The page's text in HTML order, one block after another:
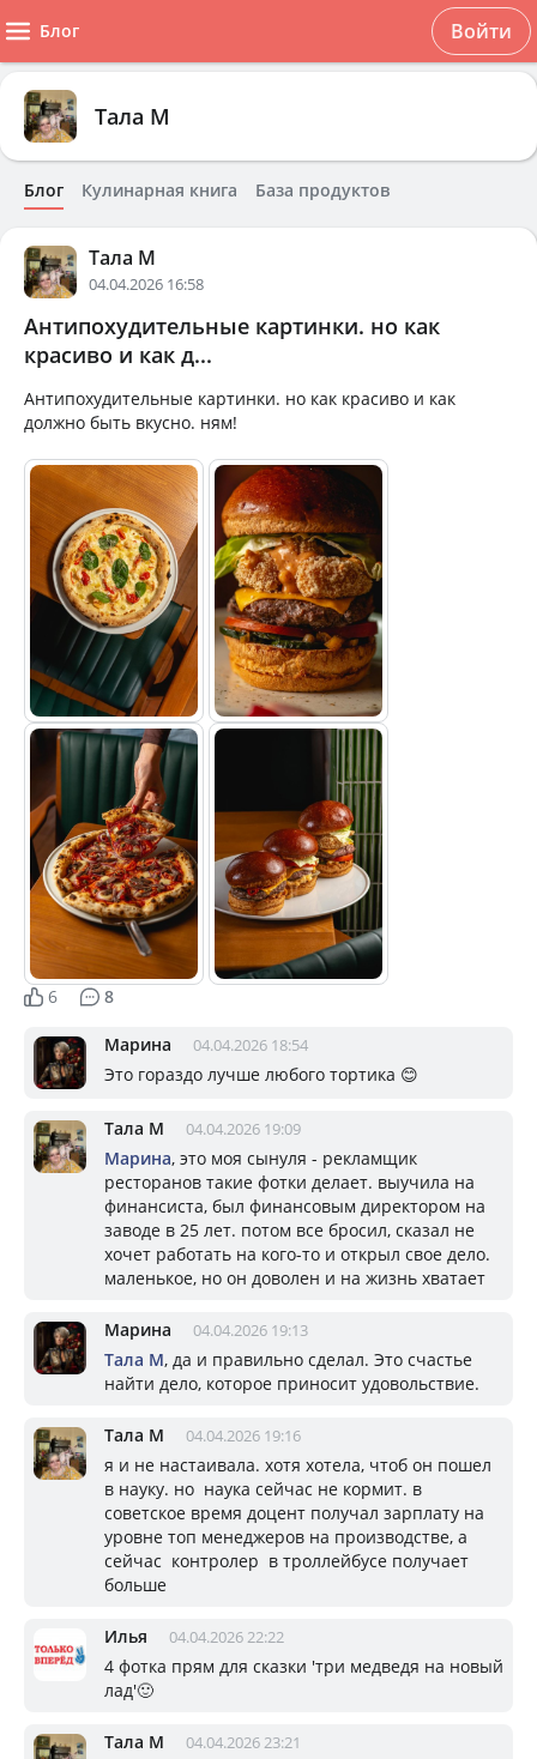
Блог Войти
Тала М
Блог Кулинарная книга База продуктов
Тала М
04.04.2026 16:58
Антипохудительные картинки. но как
красиво и как д...
Антипохудительные картинки. но как красиво и как
должно быть вкусно. ням!
6 8
Марина 04.04.2026 18:54
Это гораздо лучше любого тортика 😊
Тала М 04.04.2026 19:09
Марина, это моя сынуля - рекламщик
ресторанов такие фотки делает. выучила на
финансиста, был финансовым директором на
заводе в 25 лет. потом все бросил, сказал не
хочет работать на кого-то и открыл свое дело.
маленькое, но он доволен и на жизнь хватает
Марина 04.04.2026 19:13
Тала М, да и правильно сделал. Это счастье
найти дело, которое приносит удовольствие.
Тала М 04.04.2026 19:16
я и не настаивала. хотя хотела, чтоб он пошел
в науку. но наука сейчас не кормит. в
советское время доцент получал зарплату на
уровне топ менеджеров на производстве, а
сейчас контролер в троллейбусе получает
больше
Илья 04.04.2026 22:22
4 фотка прям для сказки 'три медведя на новый
лад'🙂
Тала М 04.04.2026 23:21